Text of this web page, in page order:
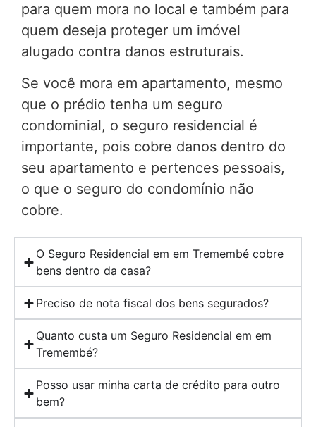
para quem mora no local e também para
quem deseja proteger um imóvel
alugado contra danos estruturais.
Se você mora em apartamento, mesmo
que o prédio tenha um seguro
condominial, o seguro residencial é
importante, pois cobre danos dentro do
seu apartamento e pertences pessoais,
o que o seguro do condomínio não
cobre.
O Seguro Residencial em em Tremembé cobre
bens dentro da casa?
Preciso de nota fiscal dos bens segurados?
Quanto custa um Seguro Residencial em em
Tremembé?
Posso usar minha carta de crédito para outro
bem?